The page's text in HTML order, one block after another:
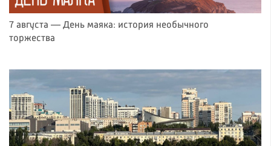
7 августа — День маяка: история необычного
торжества